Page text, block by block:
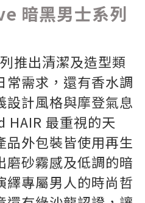
暗黑男士系列
推出清潔及造型類
常需求，還有香水調
設計風格與摩登氣息
HAIR 最重視的天
品外包裝皆使用再生
磨砂霧感及低調的暗
繹專屬男人的時尚哲